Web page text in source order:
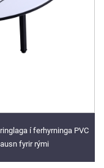
í ferhyrninga PVC
fyrir rými